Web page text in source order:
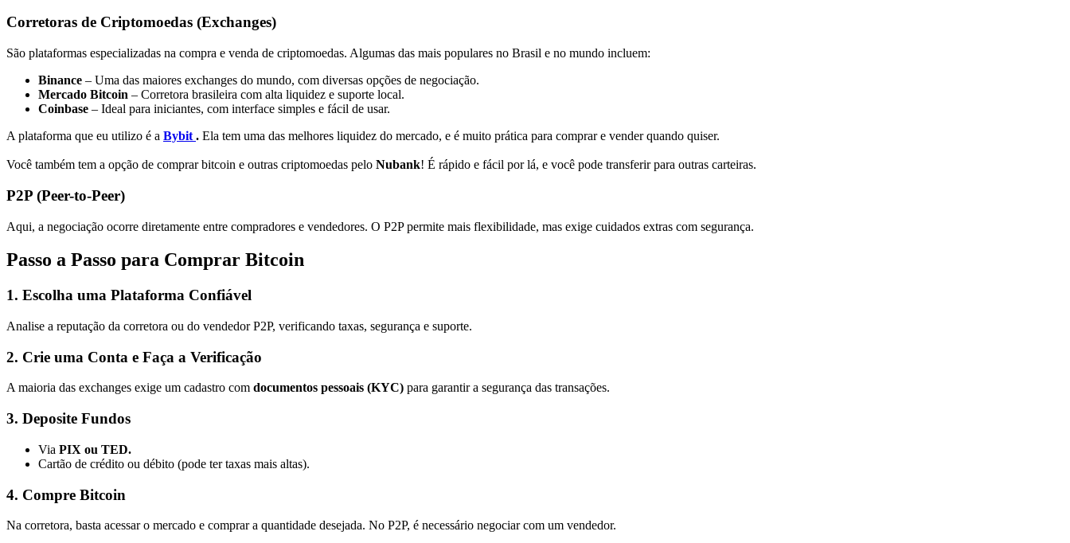
Corretoras de Criptomoedas (Exchanges)
São plataformas especializadas na compra e venda de criptomoedas. Algumas das mais populares no Brasil e no mundo incluem:
Binance – Uma das maiores exchanges do mundo, com diversas opções de negociação.
Mercado Bitcoin – Corretora brasileira com alta liquidez e suporte local.
Coinbase – Ideal para iniciantes, com interface simples e fácil de usar.
A plataforma que eu utilizo é a Bybit . Ela tem uma das melhores liquidez do mercado, e é muito prática para comprar e vender quando quiser.
Você também tem a opção de comprar bitcoin e outras criptomoedas pelo Nubank! É rápido e fácil por lá, e você pode transferir para outras carteiras.
P2P (Peer-to-Peer)
Aqui, a negociação ocorre diretamente entre compradores e vendedores. O P2P permite mais flexibilidade, mas exige cuidados extras com segurança.
Passo a Passo para Comprar Bitcoin
1. Escolha uma Plataforma Confiável
Analise a reputação da corretora ou do vendedor P2P, verificando taxas, segurança e suporte.
2. Crie uma Conta e Faça a Verificação
A maioria das exchanges exige um cadastro com documentos pessoais (KYC) para garantir a segurança das transações.
3. Deposite Fundos
Via PIX ou TED.
Cartão de crédito ou débito (pode ter taxas mais altas).
4. Compre Bitcoin
Na corretora, basta acessar o mercado e comprar a quantidade desejada. No P2P, é necessário negociar com um vendedor.